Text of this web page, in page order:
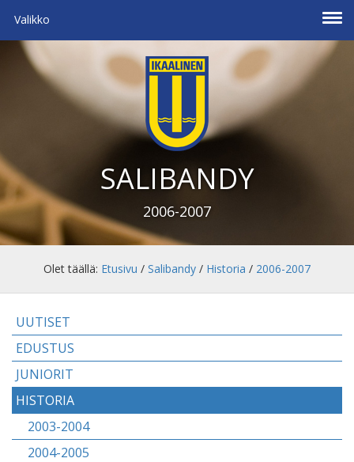
Valikko
SALIBANDY
2006-2007
Olet täällä: Etusivu / Salibandy / Historia / 2006-2007
UUTISET
EDUSTUS
JUNIORIT
HISTORIA
2003-2004
2004-2005